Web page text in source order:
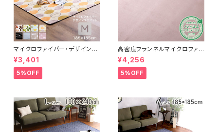
マイクロファイバー・デザインラ
グマットMサイズ（185×185cm）
洗えるラグマット 【WASHFA2】
FRG-D2-M
¥3,401
5%OFF
高密度フランネルマイクロファイ
バー・ラグマットLサイズ（200×2
50cm）洗えるラグマット｜ナル
トレア
¥4,256
5%OFF